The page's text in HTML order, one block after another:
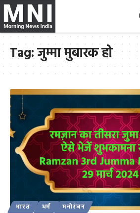
Tag:जुम्मा मुबारक हो
भारत धर्म मनोरंजन